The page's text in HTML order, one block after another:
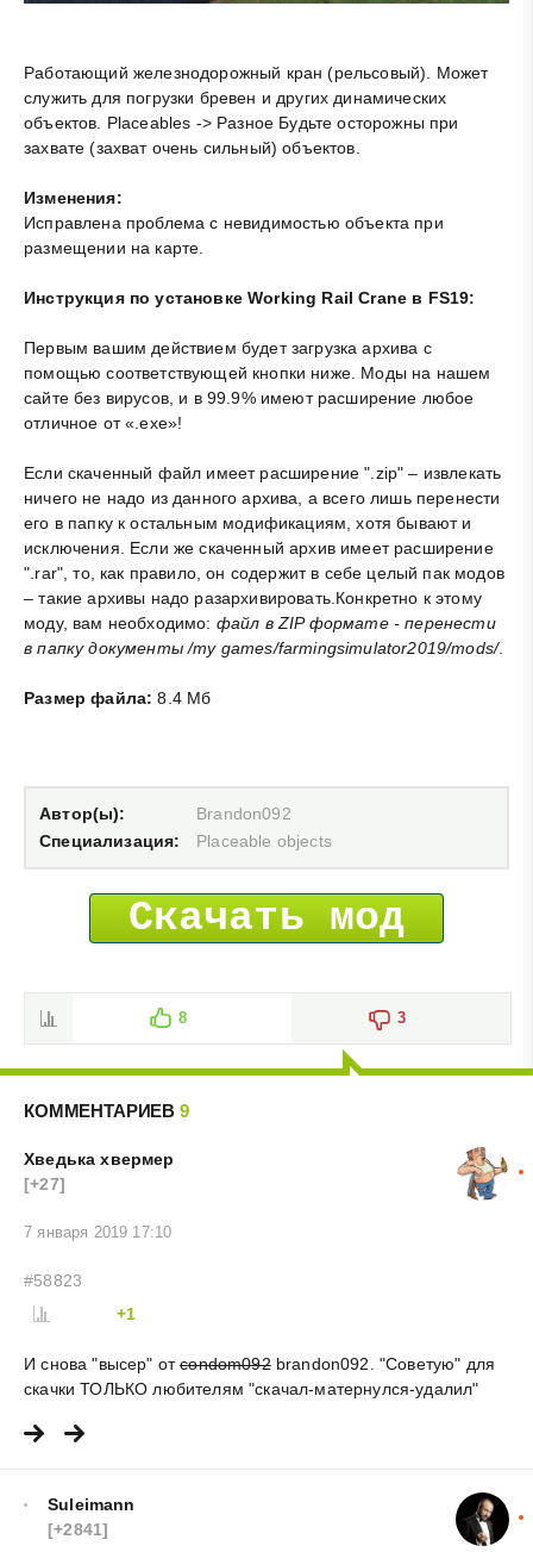
Работающий железнодорожный кран (рельсовый). Может
служить для погрузки бревен и других динамических
объектов. Placeables -> Разное Будьте осторожны при
захвате (захват очень сильный) объектов.
Изменения:
Исправлена проблема с невидимостью объекта при
размещении на карте.
Инструкция по установке Working Rail Crane в FS19:
Первым вашим действием будет загрузка архива с
помощью соответствующей кнопки ниже. Моды на нашем
сайте без вирусов, и в 99.9% имеют расширение любое
отличное от «.exe»!
Если скаченный файл имеет расширение ".zip" – извлекать
ничего не надо из данного архива, а всего лишь перенести
его в папку к остальным модификациям, хотя бывают и
исключения. Если же скаченный архив имеет расширение
".rar", то, как правило, он содержит в себе целый пак модов
– такие архивы надо разархивировать.Конкретно к этому
моду, вам необходимо: файл в ZIP формате - перенести
в папку документы /my games/farmingsimulator2019/mods/.
Размер файла: 8.4 Мб
Автор(ы):
Brandon092
Специализация:
Placeable objects
Скачать мод
8 3
КОММЕНТАРИЕВ 9
Хведька хвермер
[+27]
7 января 2019 17:10
#58823
+1
И снова "высер" отcondom092brandon092. "Советую" для
скачки ТОЛЬКО любителям "скачал-матернулся-удалил"
Suleimann
[+2841]